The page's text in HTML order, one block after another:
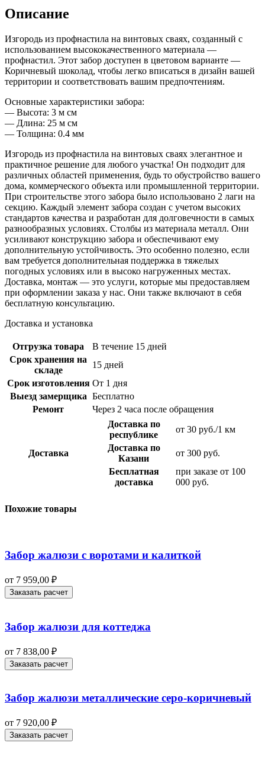
Описание
Изгородь из профнастила на винтовых сваях, созданный с
использованием высококачественного материала —
профнастил. Этот забор доступен в цветовом варианте —
Коричневый шоколад, чтобы легко вписаться в дизайн вашей
территории и соответствовать вашим предпочтениям.
Основные характеристики забора:
— Высота: 3 м см
— Длина: 25 м см
— Толщина: 0.4 мм
Изгородь из профнастила на винтовых сваях элегантное и
практичное решение для любого участка! Он подходит для
различных областей применения, будь то обустройство вашего
дома, коммерческого объекта или промышленной территории.
При строительстве этого забора было использовано 2 лаги на
секцию. Каждый элемент забора создан с учетом высоких
стандартов качества и разработан для долговечности в самых
разнообразных условиях. Столбы из материала металл. Они
усиливают конструкцию забора и обеспечивают ему
дополнительную устойчивость. Это особенно полезно, если
вам требуется дополнительная поддержка в тяжелых
погодных условиях или в высоко нагруженных местах.
Доставка, монтаж — это услуги, которые мы предоставляем
при оформлении заказа у нас. Они также включают в себя
бесплатную консультацию.
Доставка и установка
Отгрузка товара
В течение 15 дней
Срок хранения на
складе
15 дней
Срок изготовления От 1 дня
Выезд замерщика Бесплатно
Ремонт
Через 2 часа после обращения
Доставка
Доставка по
республике
от 30 руб./1 км
Доставка по
Казани
от 300 руб.
Бесплатная
доставка
при заказе от 100
000 руб.
Похожие товары
Забор жалюзи с воротами и калиткой
от 7 959,00 ₽
Заказать расчет
Забор жалюзи для коттеджа
от 7 838,00 ₽
Заказать расчет
Забор жалюзи металлические серо-коричневый
от 7 920,00 ₽
Заказать расчет